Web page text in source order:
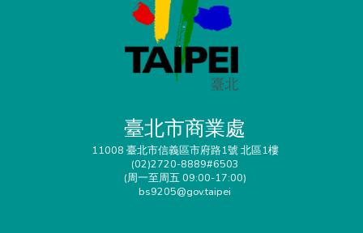
臺北市商業處
11008 臺北市信義區市府路1號 北區1樓
(02)2720-8889#6503
(周一至周五 09:00-17:00)
bs9205@gov.taipei